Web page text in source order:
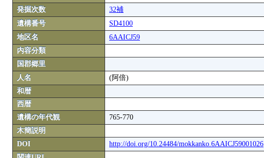
発掘次数
32補
遺構番号
SD4100
地区名
6AAICJ59
内容分類
国郡郷里
人名
(阿倍)
和暦
西暦
遺構の年代観
765-770
木簡説明
DOI
http://doi.org/10.24484/mokkanko.6AAICJ59001026